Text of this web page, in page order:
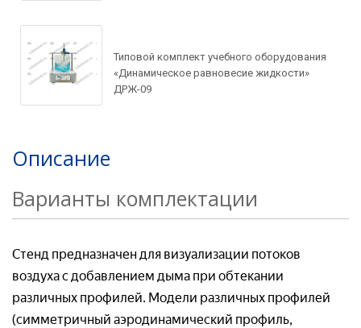
Типовой комплект учебного оборудования
«Динамическое равновесие жидкости»
ДРЖ-09
Описание
Варианты комплектации
Стенд предназначен для визуализации потоков
воздуха с добавлением дыма при обтекании
различных профилей. Модели различных профилей
(симметричный аэродинамический профиль,
Ваш e-mail*
Товар*
Номер телефон *
Товар*
Организация*
Ваш вопрос:*
Ваш e-mail*
Организация*
Номер телефона*